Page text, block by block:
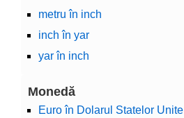
metru în inch
inch în yar
yar în inch
Monedă
Euro în Dolarul Statelor Unite